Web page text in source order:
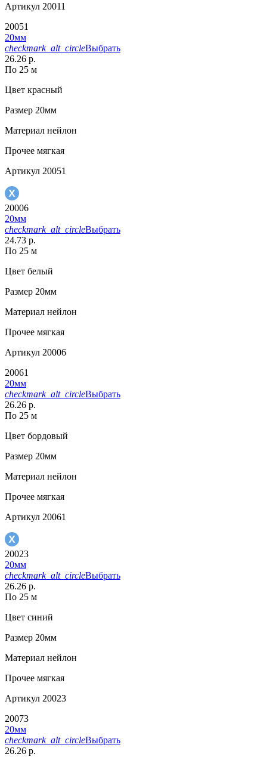
Артикул 20011
20051
20мм
checkmark_alt_circleВыбрать
26.26 р.
По 25 м
Цвет красный
Размер 20мм
Материал нейлон
Прочее мягкая
Артикул 20051
20006
20мм
checkmark_alt_circleВыбрать
24.73 р.
По 25 м
Цвет белый
Размер 20мм
Материал нейлон
Прочее мягкая
Артикул 20006
20061
20мм
checkmark_alt_circleВыбрать
26.26 р.
По 25 м
Цвет бордовый
Размер 20мм
Материал нейлон
Прочее мягкая
Артикул 20061
20023
20мм
checkmark_alt_circleВыбрать
26.26 р.
По 25 м
Цвет синий
Размер 20мм
Материал нейлон
Прочее мягкая
Артикул 20023
20073
20мм
checkmark_alt_circleВыбрать
26.26 р.